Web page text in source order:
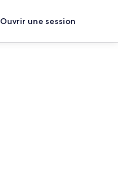
Ouvrir une session